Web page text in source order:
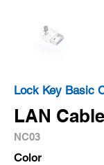
Lock Key Basic
LAN
NC03
Color